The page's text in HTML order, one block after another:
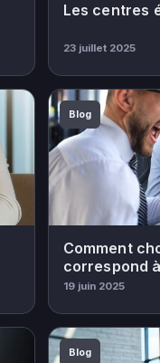
Les centres
23 juillet 2025
Blog
Comment
correspond
19 juin 2025
Blog